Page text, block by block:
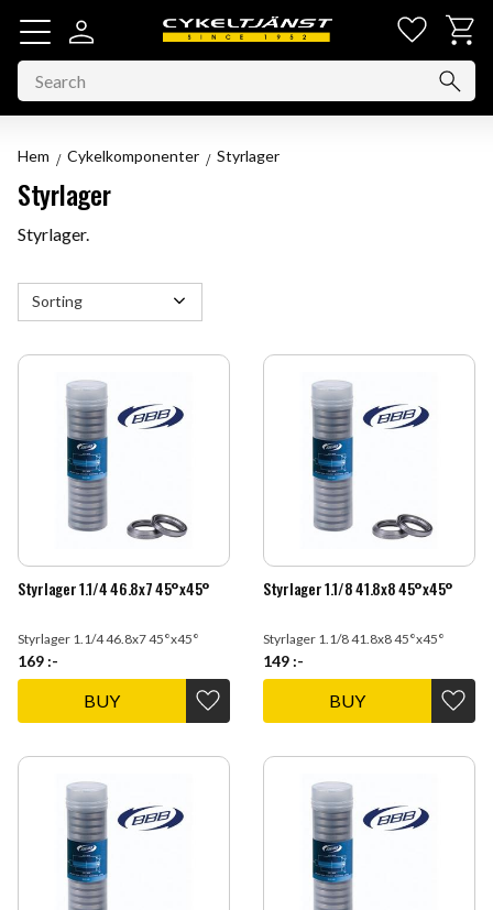
Menu
Basket
Hem Cykelkomponenter Styrlager
Styrlager
Styrlager.
Select sorting method
Styrlager 1.1/4 46.8x7 45°x45°
Styrlager 1.1/4 46.8x7 45°x45°
169 :-
Add to favorites
BUY
Styrlager 1.1/8 41.8x8 45°x45°
Styrlager 1.1/8 41.8x8 45°x45°
149 :-
Add
BUY